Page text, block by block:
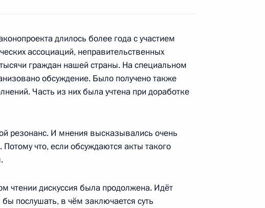
комитета
длилось более года с участием
ассоциаций, неправительственных
граждан нашей страны. На специальном
обсуждение. Было получено также
Часть из них была учтена при доработке
резонанс. И мнения высказывались очень
что, если обсуждаются акты такого
чтении дискуссия была продолжена. Идёт
послушать, в чём заключается суть